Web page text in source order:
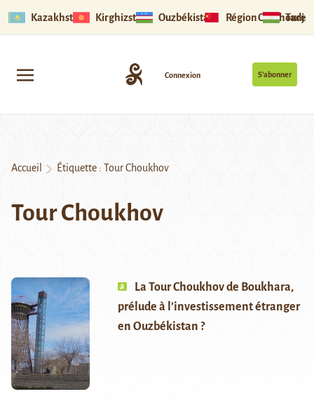
Kazakhstan Kirghizstan Ouzbékistan Région Ouïghoure
S’abonner
Connexion
Accueil Étiquette : Tour Choukhov
Tour Choukhov
La Tour Choukhov de Boukhara,
prélude à l’investissement étranger
en Ouzbékistan ?